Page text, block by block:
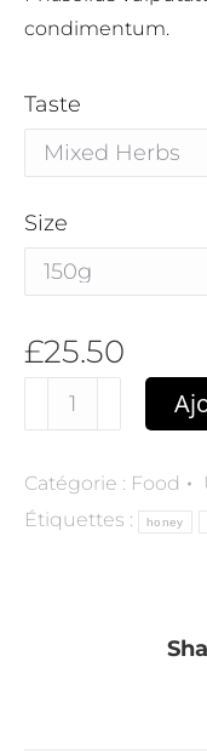
condimentum.
Taste
Size
£25.50
quantité
Honey
Catégorie : Food
Étiquettes :
honey